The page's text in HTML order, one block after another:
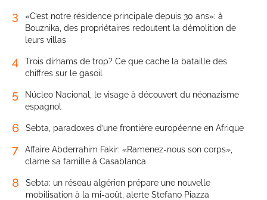
3
«C’est notre résidence principale depuis 30 ans»: à
Bouznika, des propriétaires redoutent la démolition de
leurs villas
4
Trois dirhams de trop? Ce que cache la bataille des
chiffres sur le gasoil
5
Núcleo Nacional, le visage à découvert du néonazisme
espagnol
6 Sebta, paradoxes d’une frontière européenne en Afrique
7
Affaire Abderrahim Fakir: «Ramenez-nous son corps»,
clame sa famille à Casablanca
8
Sebta: un réseau algérien prépare une nouvelle
mobilisation à la mi-août, alerte Stefano Piazza